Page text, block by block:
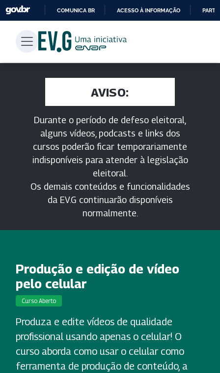
PARA
CONTEÚDO
COMUNICA BR ACESSO À INFORMAÇÃO
AVISO:
Durante o período de defeso eleitoral,
alguns vídeos, podcasts e links dos
cursos poderão ficar temporariamente
indisponíveis para atender à legislação
eleitoral.
Os demais conteúdos e funcionalidades
da EV.G continuarão disponíveis
normalmente.
Produção e edição de vídeo
pelo celular
Curso Aberto
Produza e edite vídeos de qualidade
profissional usando apenas o celular! O
curso aborda como usar o celular como
ferramenta de produção de conteúdo, a